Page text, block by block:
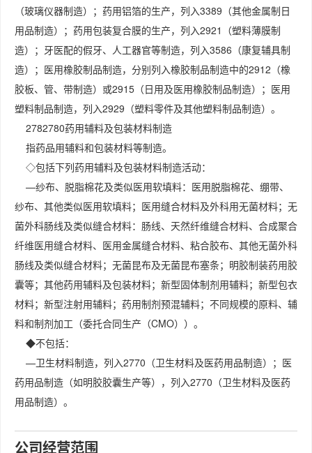
（玻璃仪器制造）；药用铝箔的生产，列入3389（其他金属制日
用品制造）；药用包装复合膜的生产，列入2921（塑料薄膜制
造）；牙医配的假牙、人工器官等制造，列入3586（康复辅具制
造）；医用橡胶制品制造，分别列入橡胶制品制造中的2912（橡
胶板、管、带制造）或2915（日用及医用橡胶制品制造）；医用
塑料制品制造，列入2929（塑料零件及其他塑料制品制造）。
2782780药用辅料及包装材料制造
指药品用辅料和包装材料等制造。
◇包括下列药用辅料及包装材料制造活动：
—纱布、脱脂棉花及类似医用软填料：医用脱脂棉花、绷带、
纱布、其他类似医用软填料；医用缝合材料及外科用无菌材料；无
菌外科肠线及类似缝合材料：肠线、天然纤维缝合材料、合成聚合
纤维医用缝合材料、医用金属缝合材料、粘合胶布、其他无菌外科
肠线及类似缝合材料；无菌昆布及无菌昆布塞条；明胶制装药用胶
囊等；其他药用辅料及包装材料；新型固体制剂用辅料；新型包衣
材料；新型注射用辅料；药用制剂预混辅料；不同规模的原料、辅
料和制剂加工（委托合同生产（CMO））。
◆不包括：
—卫生材料制造，列入2770（卫生材料及医药用品制造）；医
药用品制造（如明胶胶囊生产等），列入2770（卫生材料及医药
用品制造）。
公司经营范围